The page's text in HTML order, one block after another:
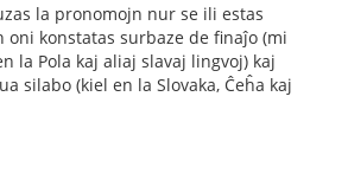
la pronomojn nur se ili estas
oni konstatas surbaze de finaĵo (mi
la Pola kaj aliaj slavaj lingvoj) kaj
silabo (kiel en la Slovaka, Ĉeĥa kaj